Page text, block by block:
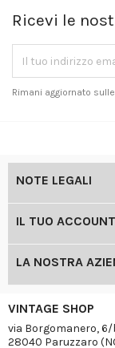
Ricevi le
Rimani aggiornato
NOTE LEGALI
IL TUO ACCOUNT
LA NOSTRA
VINTAGE SHOP
via Borgomanero, 6/
28040 Paruzzaro